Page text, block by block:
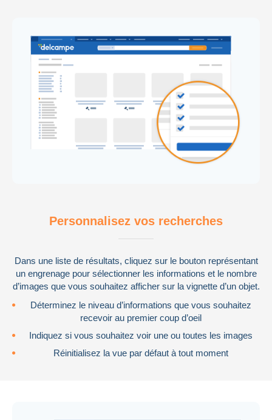
Personnalisez vos recherches
Dans une liste de résultats, cliquez sur le bouton représentant
un engrenage pour sélectionner les informations et le nombre
d’images que vous souhaitez afficher sur la vignette d’un objet.
Déterminez le niveau d’informations que vous souhaitez
recevoir au premier coup d’oeil
Indiquez si vous souhaitez voir une ou toutes les images
Réinitialisez la vue par défaut à tout moment